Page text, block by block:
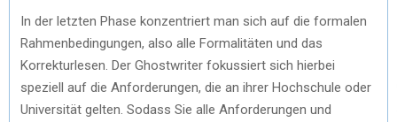
In der letzten Phase konzentriert man sich auf die formalen
Rahmenbedingungen, also alle Formalitäten und das
Korrekturlesen. Der Ghostwriter fokussiert sich hierbei
speziell auf die Anforderungen, die an ihrer Hochschule oder
Universität gelten. Sodass Sie alle Anforderungen und